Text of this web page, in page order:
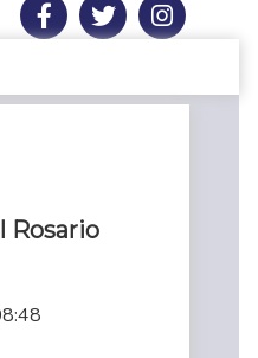
Rosario